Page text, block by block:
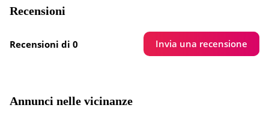
Recensioni
Recensioni di 0 Invia una recensione
Annunci nelle vicinanze